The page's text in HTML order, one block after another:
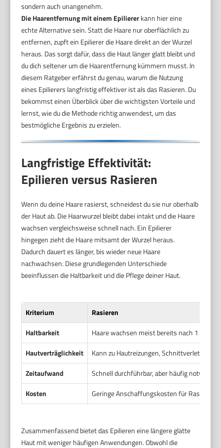
sondern auch unangenehm.
Die Haarentfernung mit einem Epiliererkann hier eine
echte Alternative sein. Statt die Haare nur oberflächlich zu
entfernen, zupft ein Epilierer die Haare direkt an der Wurzel
heraus. Das sorgt dafür, dass die Haut länger glatt bleibt und
du dich seltener um die Haarentfernung kümmern musst. In
diesem Ratgeber erfährst du genau, warum die Nutzung
eines Epilierers langfristig effektiver ist als das Rasieren. Du
bekommst einen Überblick über die wichtigsten Vorteile und
lernst, wie du die Methode richtig anwendest, um das
bestmögliche Ergebnis zu erzielen.
Langfristige Effektivität:
Epilieren versus Rasieren
Wenn du deine Haare rasierst, schneidest du sie nur oberhalb
der Haut ab. Die Haarwurzel bleibt dabei intakt und die Haare
wachsen vergleichsweise schnell nach. Ein Epilierer
hingegen zieht die Haare mitsamt der Wurzel heraus.
Dadurch dauert es länger, bis wieder neue Haare
nachwachsen. Diese grundlegenden Unterschiede
beeinflussen die Haltbarkeit und die Pflege deiner Haut.
Kriterium
Rasieren
Haltbarkeit
Haare wachsen meist bereits nach 1 bis 3
Hautverträglichkeit
Kann zu Hautreizungen,
Zeitaufwand
Schnell durchführbar, aber häufig
Kosten
Geringe Anschaffungskosten für Rasierer;
Zusammenfassend bietet das Epilieren eine längere glatte
Haut mit weniger häufigen Anwendungen. Obwohl die